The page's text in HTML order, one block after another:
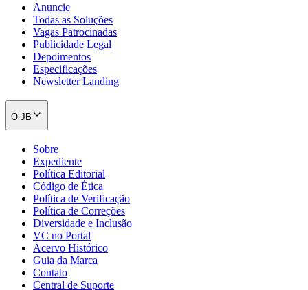
Anuncie
Todas as Soluções
Vagas Patrocinadas
Publicidade Legal
Depoimentos
Especificações
Newsletter Landing
O JB
Sobre
Expediente
Política Editorial
Código de Ética
Política de Verificação
Política de Correções
Diversidade e Inclusão
VC no Portal
Acervo Histórico
Guia da Marca
Contato
Central de Suporte